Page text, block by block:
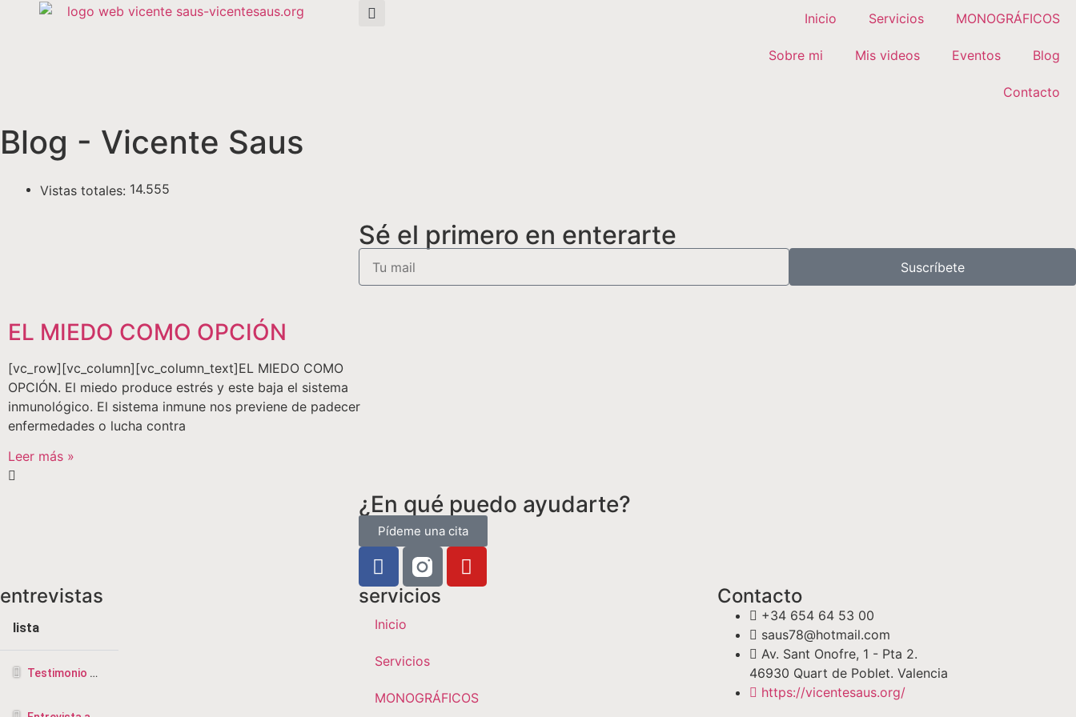
Inicio Servicios MONOGRÁFICOS
Sobre mi Mis videos Eventos Blog
Contacto
Blog - Vicente Saus
Vistas totales: 14.555
Sé el primero en enterarte
Suscríbete
EL MIEDO COMO OPCIÓN
[vc_row][vc_column][vc_column_text]EL MIEDO COMO
OPCIÓN. El miedo produce estrés y este baja el sistema
inmunológico. El sistema inmune nos previene de padecer
enfermedades o lucha contra
Leer más »
¿En qué puedo ayudarte?
Pídeme una cita
entrevistas
lista
Testimonio de la CRISIS más profunda a ser TERAPEUTA
servicios
Inicio
Servicios
MONOGRÁFICOS
Contacto
+34 654 64 53 00
saus78@hotmail.com
Av. Sant Onofre, 1 - Pta 2.
46930 Quart de Poblet. Valencia
https://vicentesaus.org/